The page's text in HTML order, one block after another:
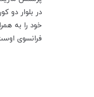
در بلوار دو
خود را به
فرانسوی اوست.